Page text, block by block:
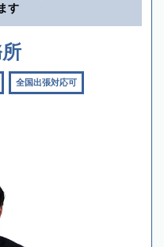
す
全国出張対応可